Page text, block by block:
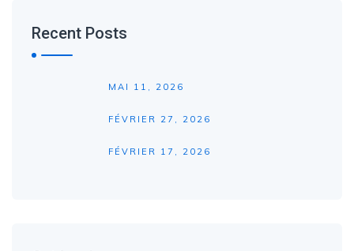
Recent Posts
MAI 11, 2026
FÉVRIER 27, 2026
FÉVRIER 17, 2026